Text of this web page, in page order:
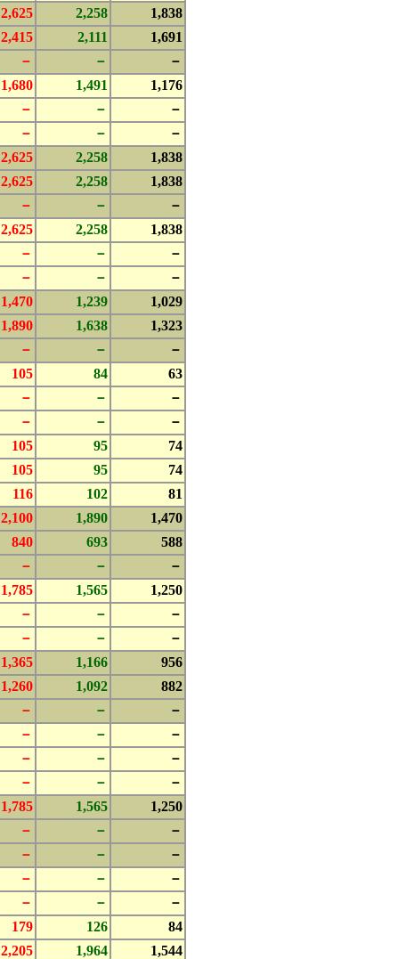
2,625 2,258
1,838
2,415 2,111
1,691
－ － －
1,680 1,491
1,176
－ －
－
－ － －
2,625 2,258
1,838
2,625 2,258
1,838
－ － －
2,625 2,258
1,838
－ －
－
－ － －
1,470 1,239
1,029
1,890 1,638
1,323
－ － －
105 84
63
－ －
－
－ － －
105 95
74
105 95
74
116 102 81
2,100 1,890
1,470
840 693
588
－ － －
1,785 1,565
1,250
－ －
－
－ － －
1,365 1,166
956
1,260 1,092
882
－ － －
－ －
－
－ －
－
－ － －
1,785 1,565
1,250
－ －
－
－ － －
－ －
－
－ －
－
179 126 84
2,205 1,964
1,544